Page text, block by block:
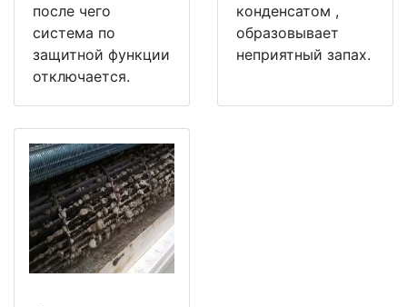
после чего
система по
защитной функции
отключается.
конденсатом ,
образовывает
неприятный запах.